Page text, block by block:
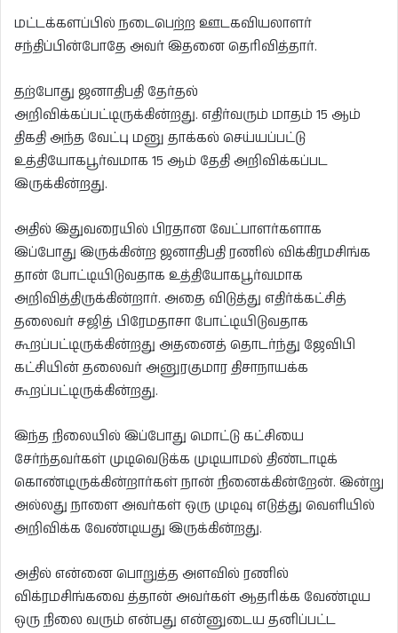
மட்டக்களப்பில் நடைபெற்ற ஊடகவியலாளர்
சந்திப்பின்போதே அவர் இதனை தெரிவித்தார்.
தற்போது ஜனாதிபதி தேர்தல்
அறிவிக்கப்பட்டிருக்கின்றது. எதிர்வரும் மாதம் 15 ஆம்
திகதி அந்த வேட்பு மனு தாக்கல் செய்யப்பட்டு
உத்தியோகபூர்வமாக 15 ஆம் தேதி அறிவிக்கப்பட
இருக்கின்றது.
அதில் இதுவரையில் பிரதான வேட்பாளர்களாக
இப்போது இருக்கின்ற ஜனாதிபதி ரணில் விக்கிரமசிங்க
தான் போட்டியிடுவதாக உத்தியோகபூர்வமாக
அறிவித்திருக்கின்றார். அதை விடுத்து எதிர்க்கட்சித்
தலைவர் சஜித் பிரேமதாசா போட்டியிடுவதாக
கூறப்பட்டிருக்கின்றது அதனைத் தொடர்ந்து ஜேவிபி
கட்சியின் தலைவர் அனுரகுமார திசாநாயக்க
கூறப்பட்டிருக்கின்றது.
இந்த நிலையில் இப்போது மொட்டு கட்சியை
சேர்ந்தவர்கள் முடிவெடுக்க முடியாமல் திண்டாடிக்
கொண்டிருக்கின்றார்கள் நான் நினைக்கின்றேன். இன்று
அல்லது நாளை அவர்கள் ஒரு முடிவு எடுத்து வெளியில்
அறிவிக்க வேண்டியது இருக்கின்றது.
அதில் என்னை பொறுத்த அளவில் ரணில்
விக்ரமசிங்கவை த்தான் அவர்கள் ஆதரிக்க வேண்டிய
ஒரு நிலை வரும் என்பது என்னுடைய தனிப்பட்ட